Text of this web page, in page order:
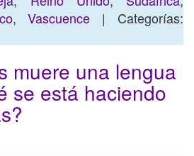
,Vascuence | Categorías:
muere una lengua
se está haciendo